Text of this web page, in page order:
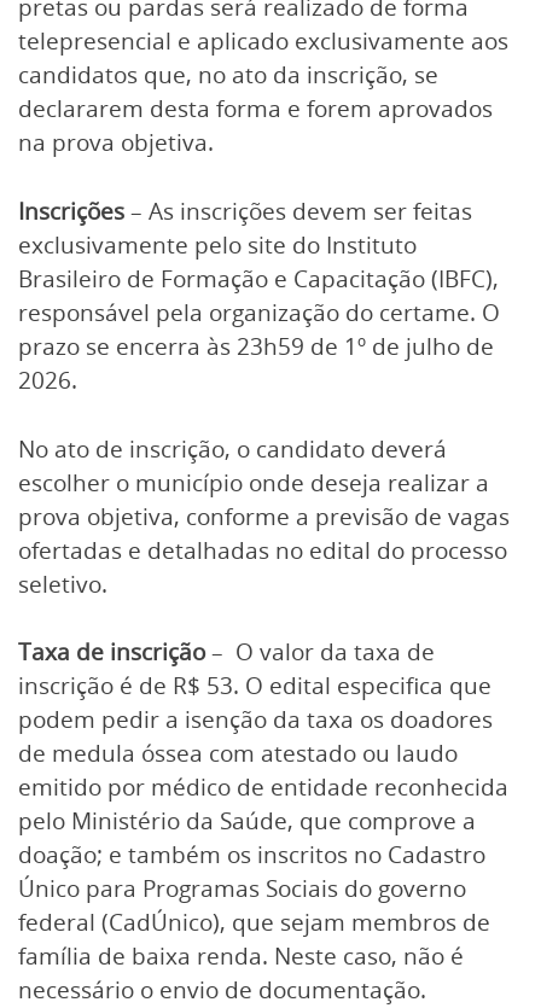
pretas ou pardas será realizado de forma
telepresencial e aplicado exclusivamente aos
candidatos que, no ato da inscrição, se
declararem desta forma e forem aprovados
na prova objetiva.
Inscrições– As inscrições devem ser feitas
exclusivamente pelo site do Instituto
Brasileiro de Formação e Capacitação (IBFC),
responsável pela organização do certame. O
prazo se encerra às 23h59 de 1º de julho de
2026.
No ato de inscrição, o candidato deverá
escolher o município onde deseja realizar a
prova objetiva, conforme a previsão de vagas
ofertadas e detalhadas no edital do processo
seletivo.
Taxa de inscrição– O valor da taxa de
inscrição é de R$ 53. O edital especifica que
podem pedir a isenção da taxa os doadores
de medula óssea com atestado ou laudo
emitido por médico de entidade reconhecida
pelo Ministério da Saúde, que comprove a
doação; e também os inscritos no Cadastro
Único para Programas Sociais do governo
federal (CadÚnico), que sejam membros de
família de baixa renda. Neste caso, não é
necessário o envio de documentação.